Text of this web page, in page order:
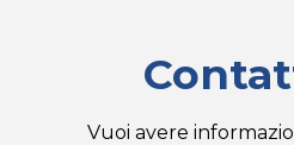
Vuoi avere